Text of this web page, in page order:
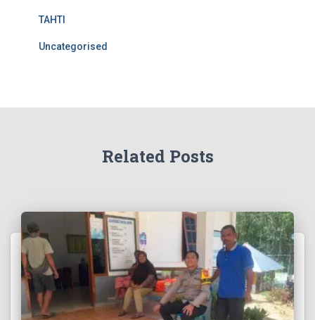
TAHTI
Uncategorised
Related Posts